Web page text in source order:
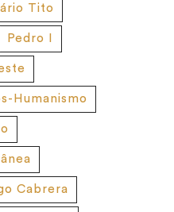
Tito
Pedro I
Humanismo
Cabrera